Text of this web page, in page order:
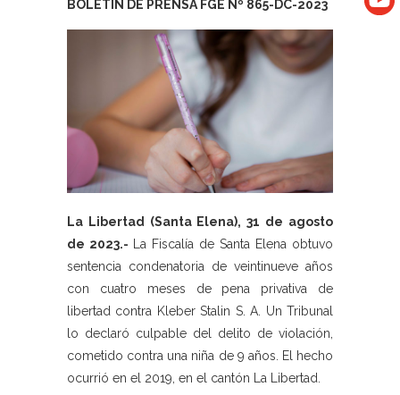
BOLETÍN DE PRENSA FGE Nº 865-DC-2023
La Libertad (Santa Elena), 31 de agosto
de 2023.- La Fiscalía de Santa Elena obtuvo
sentencia condenatoria de veintinueve años
con cuatro meses de pena privativa de
libertad contra Kleber Stalin S. A. Un Tribunal
lo declaró culpable del delito de violación,
cometido contra una niña de 9 años. El hecho
ocurrió en el 2019, en el cantón La Libertad.